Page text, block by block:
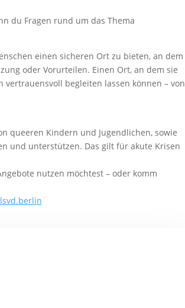
du Fragen rund um das Thema
einen sicheren Ort zu bieten, an dem
oder Vorurteilen. Einen Ort, an dem sie
begleiten lassen können – von
queeren Kindern und Jugendlichen, sowie
und unterstützen. Das gilt für akute Krisen
nutzen möchtest – oder komm